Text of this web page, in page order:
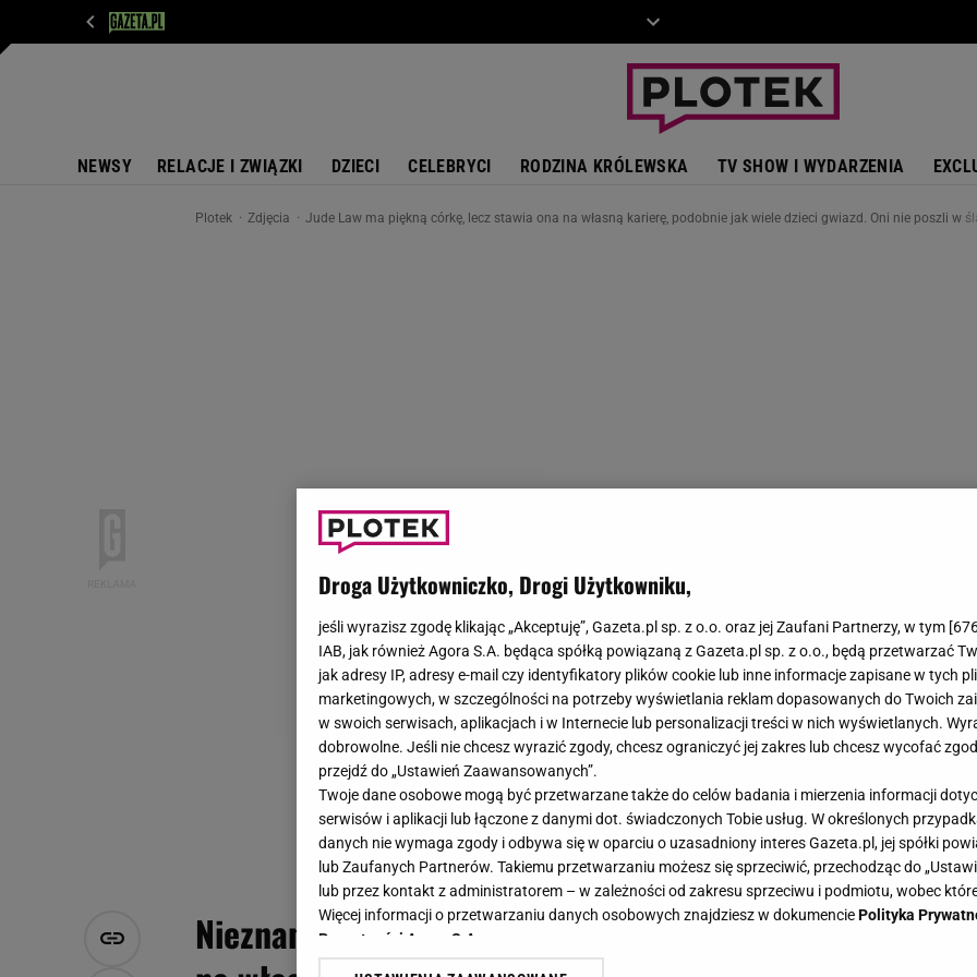
NEWSY RELACJE I ZWIĄZKI DZIECI CELEBRYCI RODZINA KRÓLEWSKA TV SHOW I WYDARZENIA
Plotek Zdjęcia Jude Law ma piękną córkę, lecz stawia ona na własną karierę, podobnie jak wiele dzieci gwiazd. Oni nie poszli w
Nieznane dzieci gwiazd. Piękna córka Jude'a Lawa
Droga Użytkowniczko, Drogi Użytkowniku,
jeśli wyrazisz zgodę klikając „Akceptuję”, Gazeta.pl sp. z o.o. oraz jej Zaufani Partnerzy, w tym [
IAB, jak również Agora S.A. będąca spółką powiązaną z Gazeta.pl sp. z o.o., będą przetwarzać
jak adresy IP, adresy e-mail czy identyfikatory plików cookie lub inne informacje zapisane w tych
marketingowych, w szczególności na potrzeby wyświetlania reklam dopasowanych do Twoich
w swoich serwisach, aplikacjach i w Internecie lub personalizacji treści w nich wyświetlanych.
dobrowolne. Jeśli nie chcesz wyrazić zgody, chcesz ograniczyć jej zakres lub chcesz wycofać
przejdź do „Ustawień Zaawansowanych”.
Twoje dane osobowe mogą być przetwarzane także do celów badania i mierzenia informacji
serwisów i aplikacji lub łączone z danymi dot. świadczonych Tobie usług. W określonych
danych nie wymaga zgody i odbywa się w oparciu o uzasadniony interes Gazeta.pl, jej spółki
lub Zaufanych Partnerów. Takiemu przetwarzaniu możesz się sprzeciwić, przechodząc do
lub przez kontakt z administratorem – w zależności od zakresu sprzeciwu i podmiotu, wobec
Więcej informacji o przetwarzaniu danych osobowych znajdziesz w dokumenciePolityka
Prywatności Agora S.A.